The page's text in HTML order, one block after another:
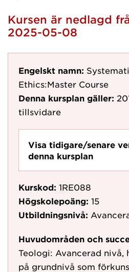
Kursen är nedlagd
2025-05-08
Engelskt namn:
Ethics:Master Course
Denna kursplan gäller:
tillsvidare
Visa tidigare/senare
denna kursplan
Kurskod: 1RE088
Högskolepoäng: 15
Utbildningsnivå:
Huvudområden och
Teologi: Avancerad nivå,
på grundnivå som